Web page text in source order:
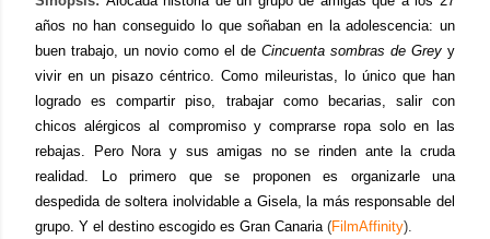
años no han conseguido lo que soñaban en la adolescencia: un
buen trabajo, un novio como el de Cincuenta sombras de Grey y
vivir en un pisazo céntrico. Como mileuristas, lo único que han
logrado es compartir piso, trabajar como becarias, salir con
chicos alérgicos al compromiso y comprarse ropa solo en las
rebajas. Pero Nora y sus amigas no se rinden ante la cruda
realidad. Lo primero que se proponen es organizarle una
despedida de soltera inolvidable a Gisela, la más responsable del
grupo. Y el destino escogido es Gran Canaria (FilmAffinity).